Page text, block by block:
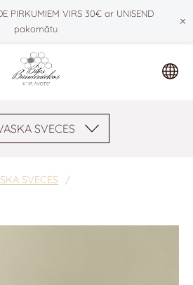
PIRKUMIEM VIRS 30€ ar UNISEND
pakomātu
×
SVECES
SVECES